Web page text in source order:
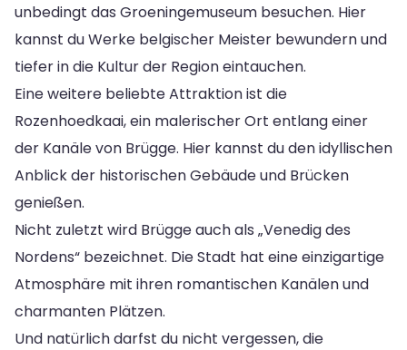
unbedingt das Groeningemuseum besuchen. Hier
kannst du Werke belgischer Meister bewundern und
tiefer in die Kultur der Region eintauchen.
Eine weitere beliebte Attraktion ist die
Rozenhoedkaai, ein malerischer Ort entlang einer
der Kanäle von Brügge. Hier kannst du den idyllischen
Anblick der historischen Gebäude und Brücken
genießen.
Nicht zuletzt wird Brügge auch als „Venedig des
Nordens“ bezeichnet. Die Stadt hat eine einzigartige
Atmosphäre mit ihren romantischen Kanälen und
charmanten Plätzen.
Und natürlich darfst du nicht vergessen, die